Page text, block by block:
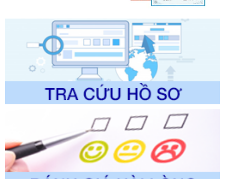
Số kí hiệu:2304/QĐ-UBND
Tên: Quyết định công bố Danh mục thủ tục hành chính
được sửa đổi, bổ sung và phê duyệt Quy trình nội bộ, quy
trình điện tử giải quyết thủ tục hành chính trong lĩnh vực Du
lịch thuộc phạm vi chức năng quản lý của Sở Văn hóa, Thể
thao và Du lịch
Ngày ban hành: 01/06/2026
Số kí hiệu:2310/QĐ-UBND
Tên: Về việc công bố Danh mục thủ tục hành chính sửa
đổi, bổ sung và phê duyệt Quy trình nội bộ, quy trình điện tử
trong giải quyết thủtục hành chính lĩnh vực biến đổi khí hậu
thuộc phạm vi giải quyết của Sở Nông nghiệp và Môi
trường
Ngày ban hành: 01/06/2026